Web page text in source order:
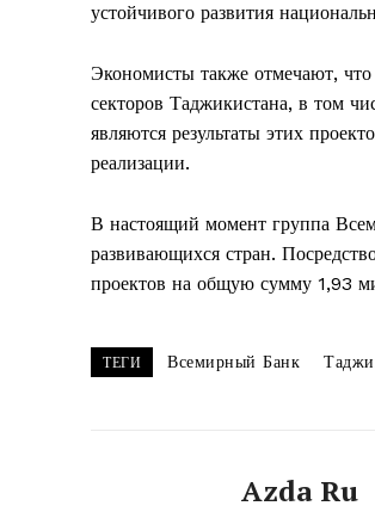
устойчивого развития
Экономисты также отмечают,
секторов Таджикистана, в том
являются результаты этих
реализации.
В настоящий момент группа
развивающихся стран.
проектов на общую сумму 1,93
ТЕГИ Всемирный Банк
Azda Ru